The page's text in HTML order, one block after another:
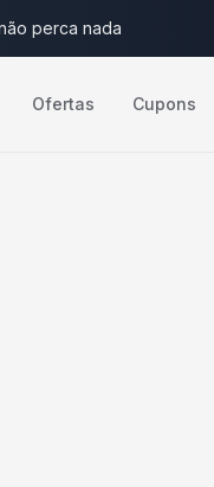
perca nada
Ofertas Cupons